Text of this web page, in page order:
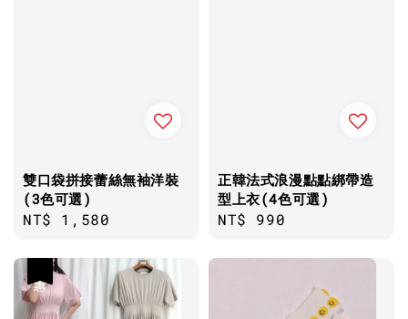
雙口袋拼接蕾絲無袖洋裝
(3色可選)
Regular
NT$ 1,580
正韓法式浪漫點點綁帶造
型上衣(4色可選)
Regular
NT$ 990